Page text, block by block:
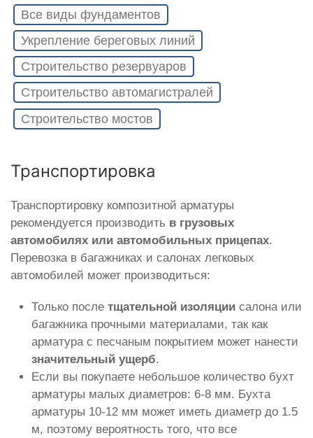
Все виды фундаментов
Укрепление береговых линий
Строительство резервуаров
Строительство автомагистралей
Строительство мостов
Транспортировка
Транспортировку композитной арматуры
рекомендуется производить в грузовых
автомобилях или автомобильных прицепах.
Перевозка в багажниках и салонах легковых
автомобилей может производиться:
Только после тщательной изоляции салона или
багажника прочными материалами, так как
арматура с песчаным покрытием может нанести
значительный ущерб.
Если вы покупаете небольшое количество бухт
арматуры малых диаметров: 6-8 мм. Бухта
арматуры 10-12 мм может иметь диаметр до 1.5
м, поэтому вероятность того, что все